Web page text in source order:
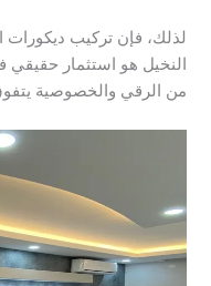
لذلك، فإن تركيب
النخيل هو استثمار حقيقي
من الرقي والخصوصية